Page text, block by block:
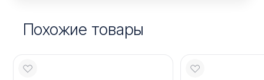
Похожие товары